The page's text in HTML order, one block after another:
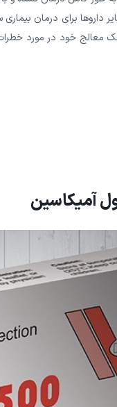
معالج خود در مورد
آمیکاسین